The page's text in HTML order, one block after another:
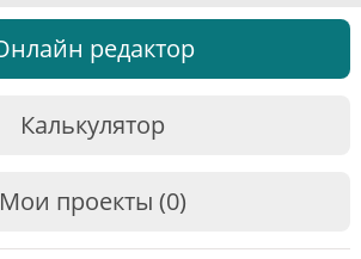
редактор
Калькулятор
Мои проекты (0)